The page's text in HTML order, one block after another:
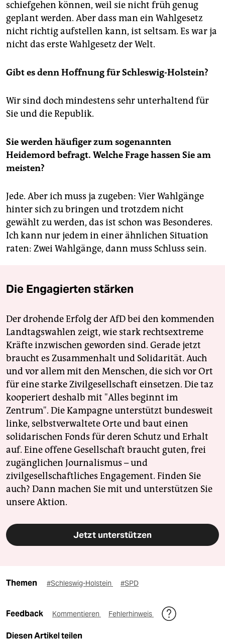
schiefgehen können, weil sie nicht früh genug
geplant werden. Aber dass man ein Wahlgesetz
nicht richtig aufstellen kann, ist seltsam. Es war ja
nicht das erste Wahlgesetz der Welt.
Gibt es denn Hoffnung für Schleswig-Holstein?
Wir sind doch mindestens sehr unterhaltend für
Sie und die Republik.
Sie werden häufiger zum sogenannten
Heidemord befragt. Welche Frage hassen Sie am
meisten?
Jede. Aber ich muss ja zugeben: Vier Wahlgänge
hinter sich zu bringen und trotzdem nicht
gewählt zu werden, das ist schon was Besonderes.
Ich kann nur jedem in einer ähnlichen Situation
raten: Zwei Wahlgänge, dann muss Schluss sein.
Die Engagierten stärken
Der drohende Erfolg der AfD bei den kommenden
Landtagswahlen zeigt, wie stark rechtsextreme
Kräfte inzwischen geworden sind. Gerade jetzt
braucht es Zusammenhalt und Solidarität. Auch
und vor allem mit den Menschen, die sich vor Ort
für eine starke Zivilgesellschaft einsetzen. Die taz
kooperiert deshalb mit "Alles beginnt im
Zentrum". Die Kampagne unterstützt bundesweit
linke, selbstverwaltete Orte und baut einen
solidarischen Fonds für deren Schutz und Erhalt
auf. Eine offene Gesellschaft braucht guten, frei
zugänglichen Journalismus – und
zivilgesellschaftliches Engagement. Finden Sie
auch? Dann machen Sie mit und unterstützen Sie
unsere Aktion.
Jetzt unterstützen
Themen #Schleswig-Holstein #SPD
Feedback Kommentieren Fehlerhinweis
Diesen Artikel teilen